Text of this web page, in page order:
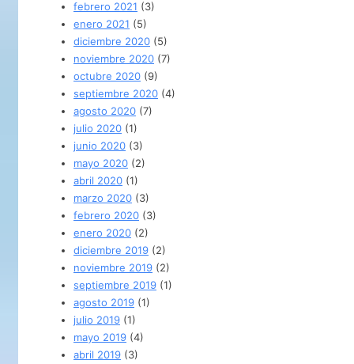
febrero 2021 (3)
enero 2021 (5)
diciembre 2020 (5)
noviembre 2020 (7)
octubre 2020 (9)
septiembre 2020 (4)
agosto 2020 (7)
julio 2020 (1)
junio 2020 (3)
mayo 2020 (2)
abril 2020 (1)
marzo 2020 (3)
febrero 2020 (3)
enero 2020 (2)
diciembre 2019 (2)
noviembre 2019 (2)
septiembre 2019 (1)
agosto 2019 (1)
julio 2019 (1)
mayo 2019 (4)
abril 2019 (3)